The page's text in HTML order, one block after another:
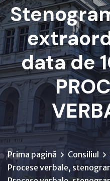
data de
Prima pagină Consiliul
Procese verbale,